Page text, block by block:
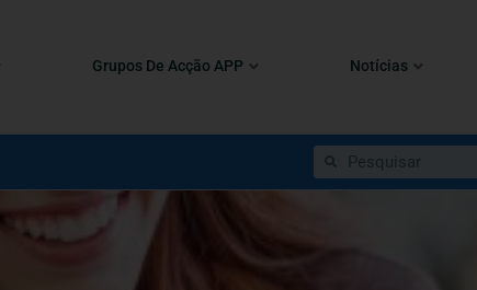
Grupos De Acção APP Notícias